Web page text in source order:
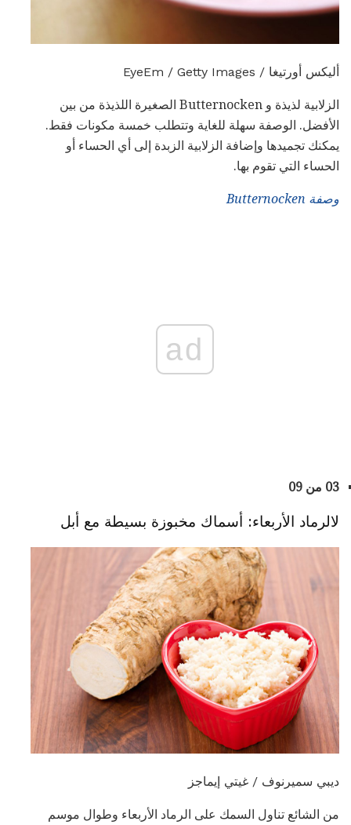
أليكس أورتيغا / EyeEm / Getty Images
الزلابية لذيذة و Butternocken الصغيرة اللذيذة من بين
الأفضل. الوصفة سهلة للغاية وتتطلب خمسة مكونات فقط.
يمكنك تجميدها وإضافة الزلابية الزبدة إلى أي الحساء أو
الحساء التي تقوم بها.
وصفة Butternocken
ad
03 من 09
لالرماد الأربعاء: أسماك مخبوزة بسيطة مع أبل
ديبي سميرنوف / غيتي إيماجز
من الشائع تناول السمك على الرماد الأربعاء وطوال موسم